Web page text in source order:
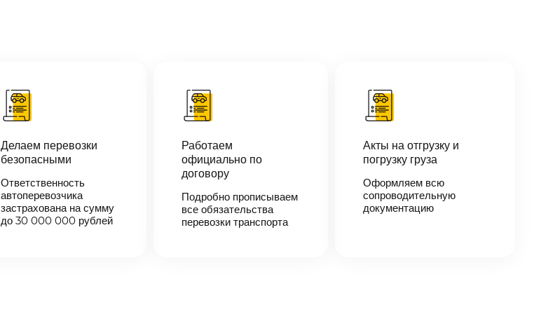
Делаем перевозки
безопасными
Ответственность
автоперевозчика
застрахована на сумму
до 30 000 000 рублей
Работаем
официально по
договору
Подробно прописываем
все обязательства
перевозки транспорта
Акты на отгрузку и
погрузку груза
Оформляем всю
сопроводительную
документацию